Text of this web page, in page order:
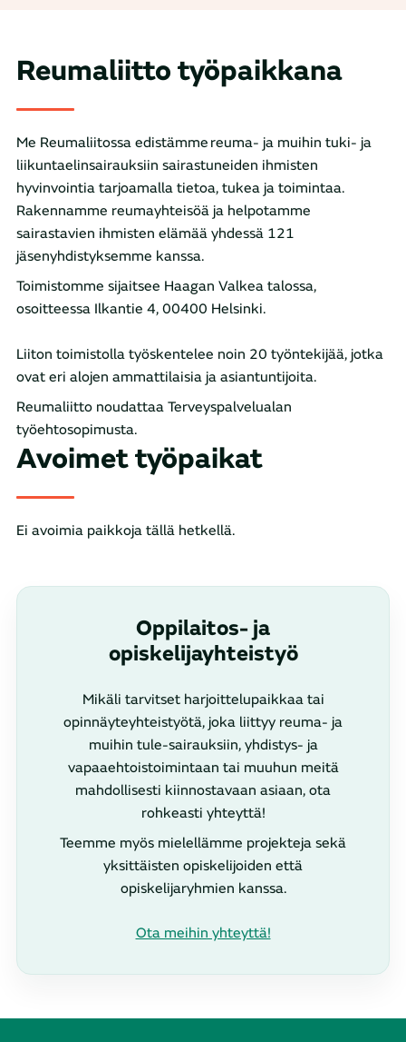
Reumaliitto työpaikkana
Me Reumaliitossa edistämme reuma- ja muihin tuki- ja
liikuntaelinsairauksiin sairastuneiden ihmisten
hyvinvointia tarjoamalla tietoa, tukea ja toimintaa.
Rakennamme reumayhteisöä ja helpotamme
sairastavien ihmisten elämää yhdessä 121
jäsenyhdistyksemme kanssa.
Toimistomme sijaitsee Haagan Valkea talossa,
osoitteessa Ilkantie 4, 00400 Helsinki.
Liiton toimistolla työskentelee noin 20 työntekijää, jotka
ovat eri alojen ammattilaisia ja asiantuntijoita.
Reumaliitto noudattaa Terveyspalvelualan
työehtosopimusta.
Avoimet työpaikat
Ei avoimia paikkoja tällä hetkellä.
Oppilaitos- ja
opiskelijayhteistyö
Mikäli tarvitset harjoittelupaikkaa tai
opinnäyteyhteistyötä, joka liittyy reuma- ja
muihin tule-sairauksiin, yhdistys- ja
vapaaehtoistoimintaan tai muuhun meitä
mahdollisesti kiinnostavaan asiaan, ota
rohkeasti yhteyttä!
Teemme myös mielellämme projekteja sekä
yksittäisten opiskelijoiden että
opiskelijaryhmien kanssa.
Ota meihin yhteyttä!